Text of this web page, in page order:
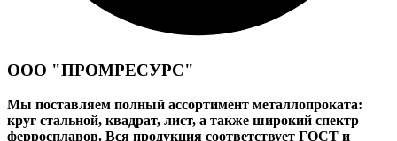
ООО "ПРОМРЕСУРС"
Мы поставляем полный ассортимент металлопроката:
круг стальной, квадрат, лист, а также широкий спектр
ферросплавов. Вся продукция соответствует ГОСТ и